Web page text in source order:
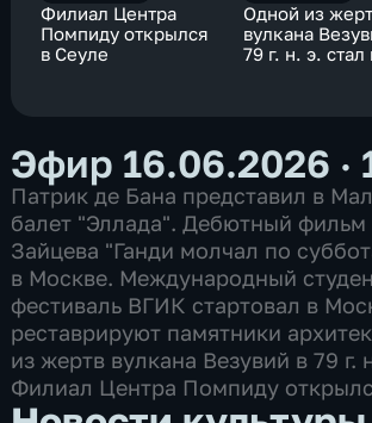
Филиал Центра
Помпиду открылся
в Сеуле
Одной из
вулкана
79 г. н. э. стал
Эфир 16.06.2026 ·
Патрик де Бана представил в
балет "Эллада". Дебютный
Зайцева "Ганди молчал по
в Москве. Международный
фестиваль ВГИК стартовал в
реставрируют памятники
из жертв вулкана Везувий в 79 г.
Филиал Центра Помпиду